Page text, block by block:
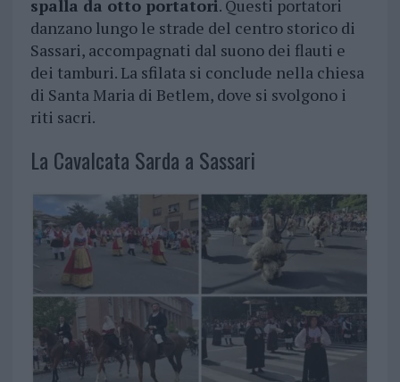
spalla da otto portatori. Questi portatori
danzano lungo le strade del centro storico di
Sassari, accompagnati dal suono dei flauti e
dei tamburi. La sfilata si conclude nella chiesa
di Santa Maria di Betlem, dove si svolgono i
riti sacri.
La Cavalcata Sarda a Sassari